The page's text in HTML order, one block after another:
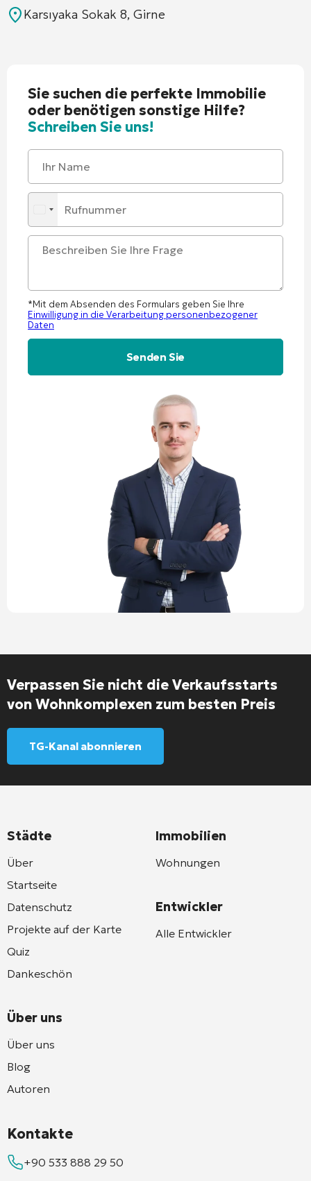
Karsıyaka Sokak 8, Girne
Sie suchen die perfekte Immobilie
oder benötigen sonstige Hilfe?
Schreiben Sie uns!
*Mit dem Absenden des Formulars geben Sie Ihre
Einwilligung in die Verarbeitung personenbezogener
Daten
Verpassen Sie nicht die Verkaufsstarts
von Wohnkomplexen zum besten Preis
TG-Kanal abonnieren
Städte
Über
Startseite
Datenschutz
Projekte auf der Karte
Quiz
Dankeschön
Über uns
Über uns
Blog
Autoren
Immobilien
Wohnungen
Entwickler
Alle Entwickler
Kontakte
+90 533 888 29 50